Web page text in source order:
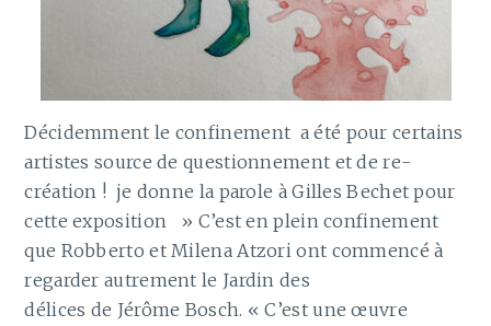
Décidemment le confinement a été pour certains
artistes source de questionnement et de re-
création ! je donne la parole à Gilles Bechet pour
cette exposition » C’est en plein confinement
que Robberto et Milena Atzori ont commencé à
regarder autrement le Jardin des
délices de Jérôme Bosch. « C’est une œuvre